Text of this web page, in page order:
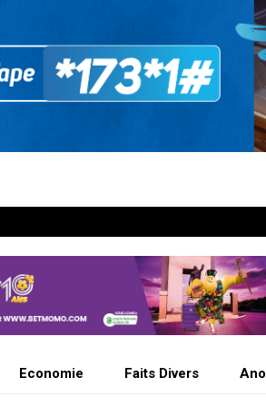
Economie Faits Divers